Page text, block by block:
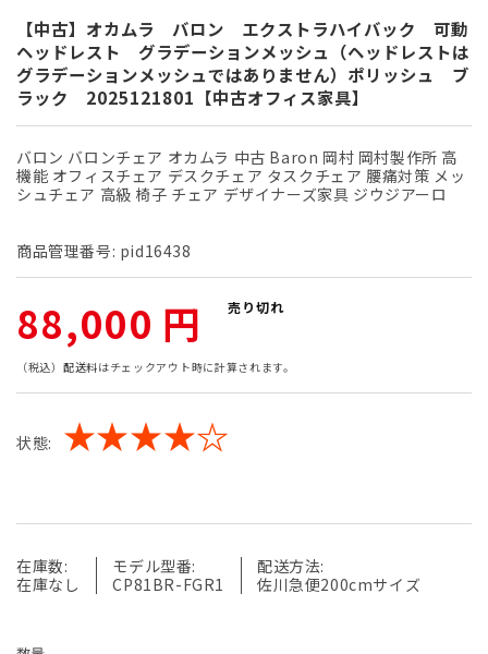
(1)
を
開
く
【中古】オカムラ バロン エクストラハイバック 可動
ヘッドレスト グラデーションメッシュ（ヘッドレストは
グラデーションメッシュではありません）ポリッシュ ブ
ラック 2025121801【中古オフィス家具】
バロン バロンチェア オカムラ 中古 Baron 岡村 岡村製作所 高
機能 オフィスチェア デスクチェア タスクチェア 腰痛対策 メッ
シュチェア 高級 椅子 チェア デザイナーズ家具 ジウジアーロ
商品管理番号: pid16438
通
常
価
88,000 円 売り切れ
（税込） 配送料はチェックアウト時に計算されます。
状態: ★★★★☆
在庫数:
在庫なし
モデル型番:
CP81BR-FGR1
配送方法:
佐川急便200cmサイズ